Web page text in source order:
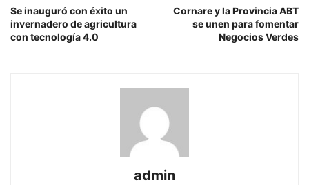
Se inauguró con éxito un
invernadero de agricultura
con tecnología 4.0
Cornare y la Provincia ABT
se unen para fomentar
Negocios Verdes
admin